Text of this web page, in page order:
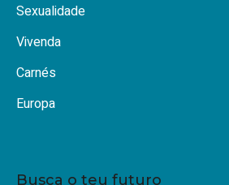
Sexualidade
Vivenda
Carnés
Europa
Busca o teu futuro